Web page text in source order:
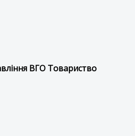
ВГО Товариство